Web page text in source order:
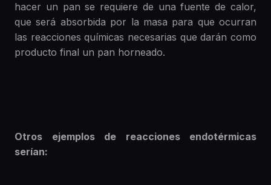
hacer un pan se requiere de una fuente de calor,
que será absorbida por la masa para que ocurran
las reacciones químicas necesarias que darán como
producto final un pan horneado.
Otros ejemplos de reacciones endotérmicas
serían: